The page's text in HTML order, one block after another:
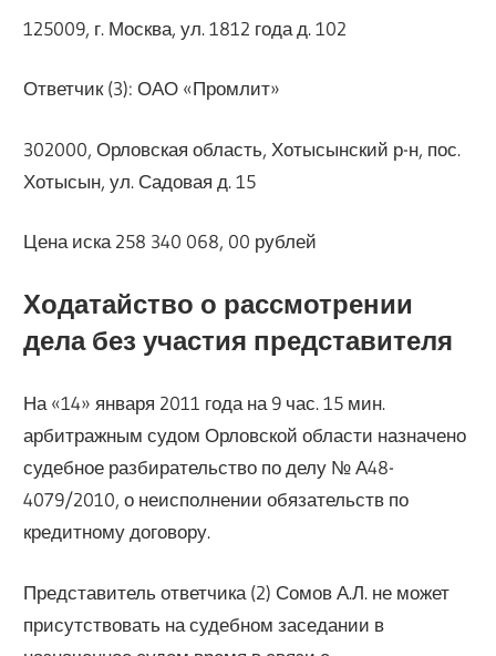
125009, г. Москва, ул. 1812 года д. 102
Ответчик (3): ОАО «Промлит»
302000, Орловская область, Хотысынский р-н, пос.
Хотысын, ул. Садовая д. 15
Цена иска 258 340 068, 00 рублей
Ходатайство о рассмотрении
дела без участия представителя
На «14» января 2011 года на 9 час. 15 мин.
арбитражным судом Орловской области назначено
судебное разбирательство по делу № А48-
4079/2010, о неисполнении обязательств по
кредитному договору.
Представитель ответчика (2) Сомов А.Л. не может
присутствовать на судебном заседании в